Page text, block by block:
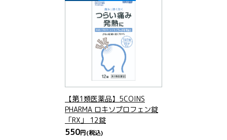
【第1類医薬品】5COINS
PHARMA ロキソプロフェン錠
「RX」 12錠
550円(税込)